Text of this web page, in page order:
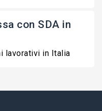
con SDA in
lavorativi in Italia